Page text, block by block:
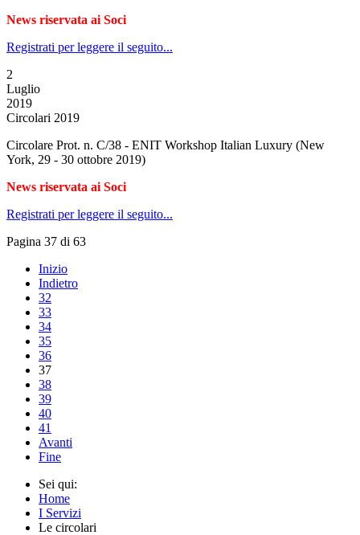
News riservata ai Soci
Registrati per leggere il seguito...
2
Luglio
2019
Circolari 2019
Circolare Prot. n. C/38 - ENIT Workshop Italian Luxury (New
York, 29 - 30 ottobre 2019)
News riservata ai Soci
Registrati per leggere il seguito...
Pagina 37 di 63
Inizio
Indietro
32
33
34
35
36
37
38
39
40
41
Avanti
Fine
Sei qui:
Home
I Servizi
Le circolari